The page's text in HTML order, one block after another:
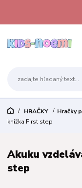
HRAČKY Hračky
knižka First step
Akuku
step